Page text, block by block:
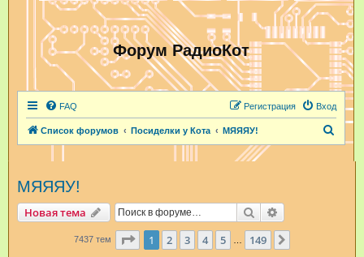
Форум РадиоКот
FAQ Вход
Регистрация
Список форумов Посиделки у Кота МЯЯЯУ!
МЯЯЯУ!
Новая тема Поиск
7437 тем Страница из 149
1 2 3 4 5 149